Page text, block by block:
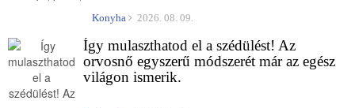
Konyha 2026. 08. 09.
Így mulaszthatod el a szédülést! Az
orvosnő egyszerű módszerét már az egész
világon ismerik.